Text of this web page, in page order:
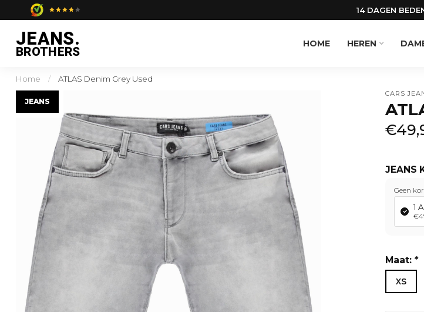
14 DAGEN
JEANS.
BROTHERS HOME HEREN
Home / ATLAS Denim Grey Used
JEANS
CARS
JEANS
Geen
1
Maat: *
XS